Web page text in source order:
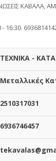
ΚΑΒΑΛΑ,
16:30.
ΤΕΧΝΙΚΑ -
Μεταλλικές
2510317031
6936746457